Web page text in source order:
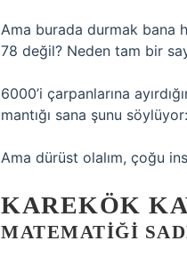
Ama burada durmak bana
78 değil? Neden tam bir
6000’i çarpanlarına
mantığı sana şunu
Ama dürüst olalım, çoğu
KAREKÖK
MATEMATIĞI